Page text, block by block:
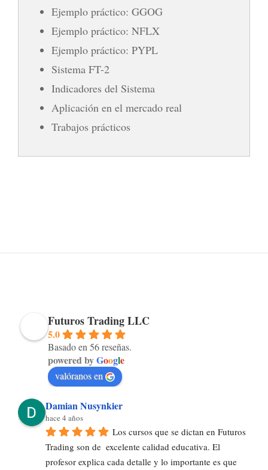
Ejemplo práctico: GGOG
Ejemplo práctico: NFLX
Ejemplo práctico: PYPL
Sistema FT-2
Indicadores del Sistema
Aplicación en el mercado real
Trabajos prácticos
Futuros Trading LLC
5.0
Basado en 56 reseñas.
powered byGoogle
valóranos en
Damian Nusynkier
hace 4 años
Los cursos que se dictan en Futuros
Trading son de  excelente calidad educativa. El
profesor explica cada detalle y lo importante es que